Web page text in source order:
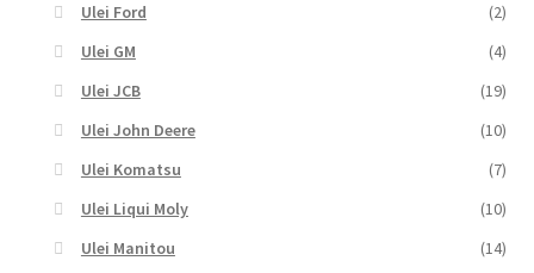
Ulei Ford
(2)
Ulei GM
(4)
Ulei JCB
(19)
Ulei John Deere
(10)
Ulei Komatsu
(7)
Ulei Liqui Moly
(10)
Ulei Manitou
(14)